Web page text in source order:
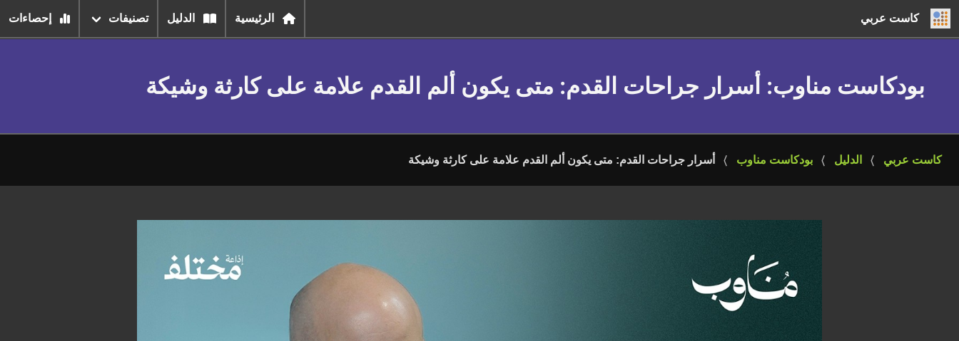
كاست عربي الرئيسية الدليل تصنيفات إحصاءات
بودكاست مناوب: أسرار جراحات القدم: متى يكون ألم القدم علامة على كارثة وشيكة
كاست عربي الدليل بودكاست مناوب أسرار جراحات القدم: متى يكون ألم القدم علامة على كارثة وشيكة